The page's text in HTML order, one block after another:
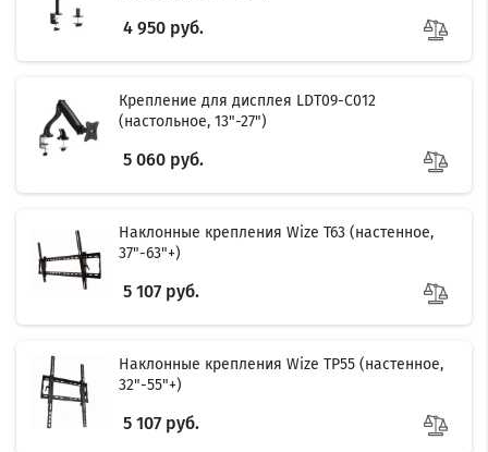
4 950 руб.
Крепление для дисплея LDT09-C012
(настольное, 13"-27")
5 060 руб.
Наклонные крепления Wize T63 (настенное,
37"-63"+)
5 107 руб.
Наклонные крепления Wize TP55 (настенное,
32"-55"+)
5 107 руб.